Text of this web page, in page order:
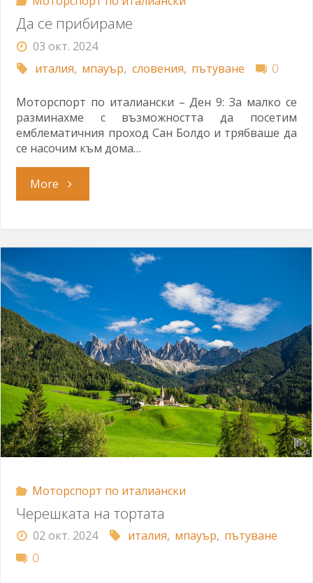
Да се прибираме
03 окт. 2024
италия, мпауър, словения, пътуване 0
Моторспорт по италиански – Ден 9: За малко се
разминахме с възможността да посетим
емблематичния проход Сан Болдо и трябваше да
се насочим към дома…
More"Да
прибираме"
Моторспорт по италиански
Черешката на тортата
02 окт. 2024 италия, мпауър, пътуване
0